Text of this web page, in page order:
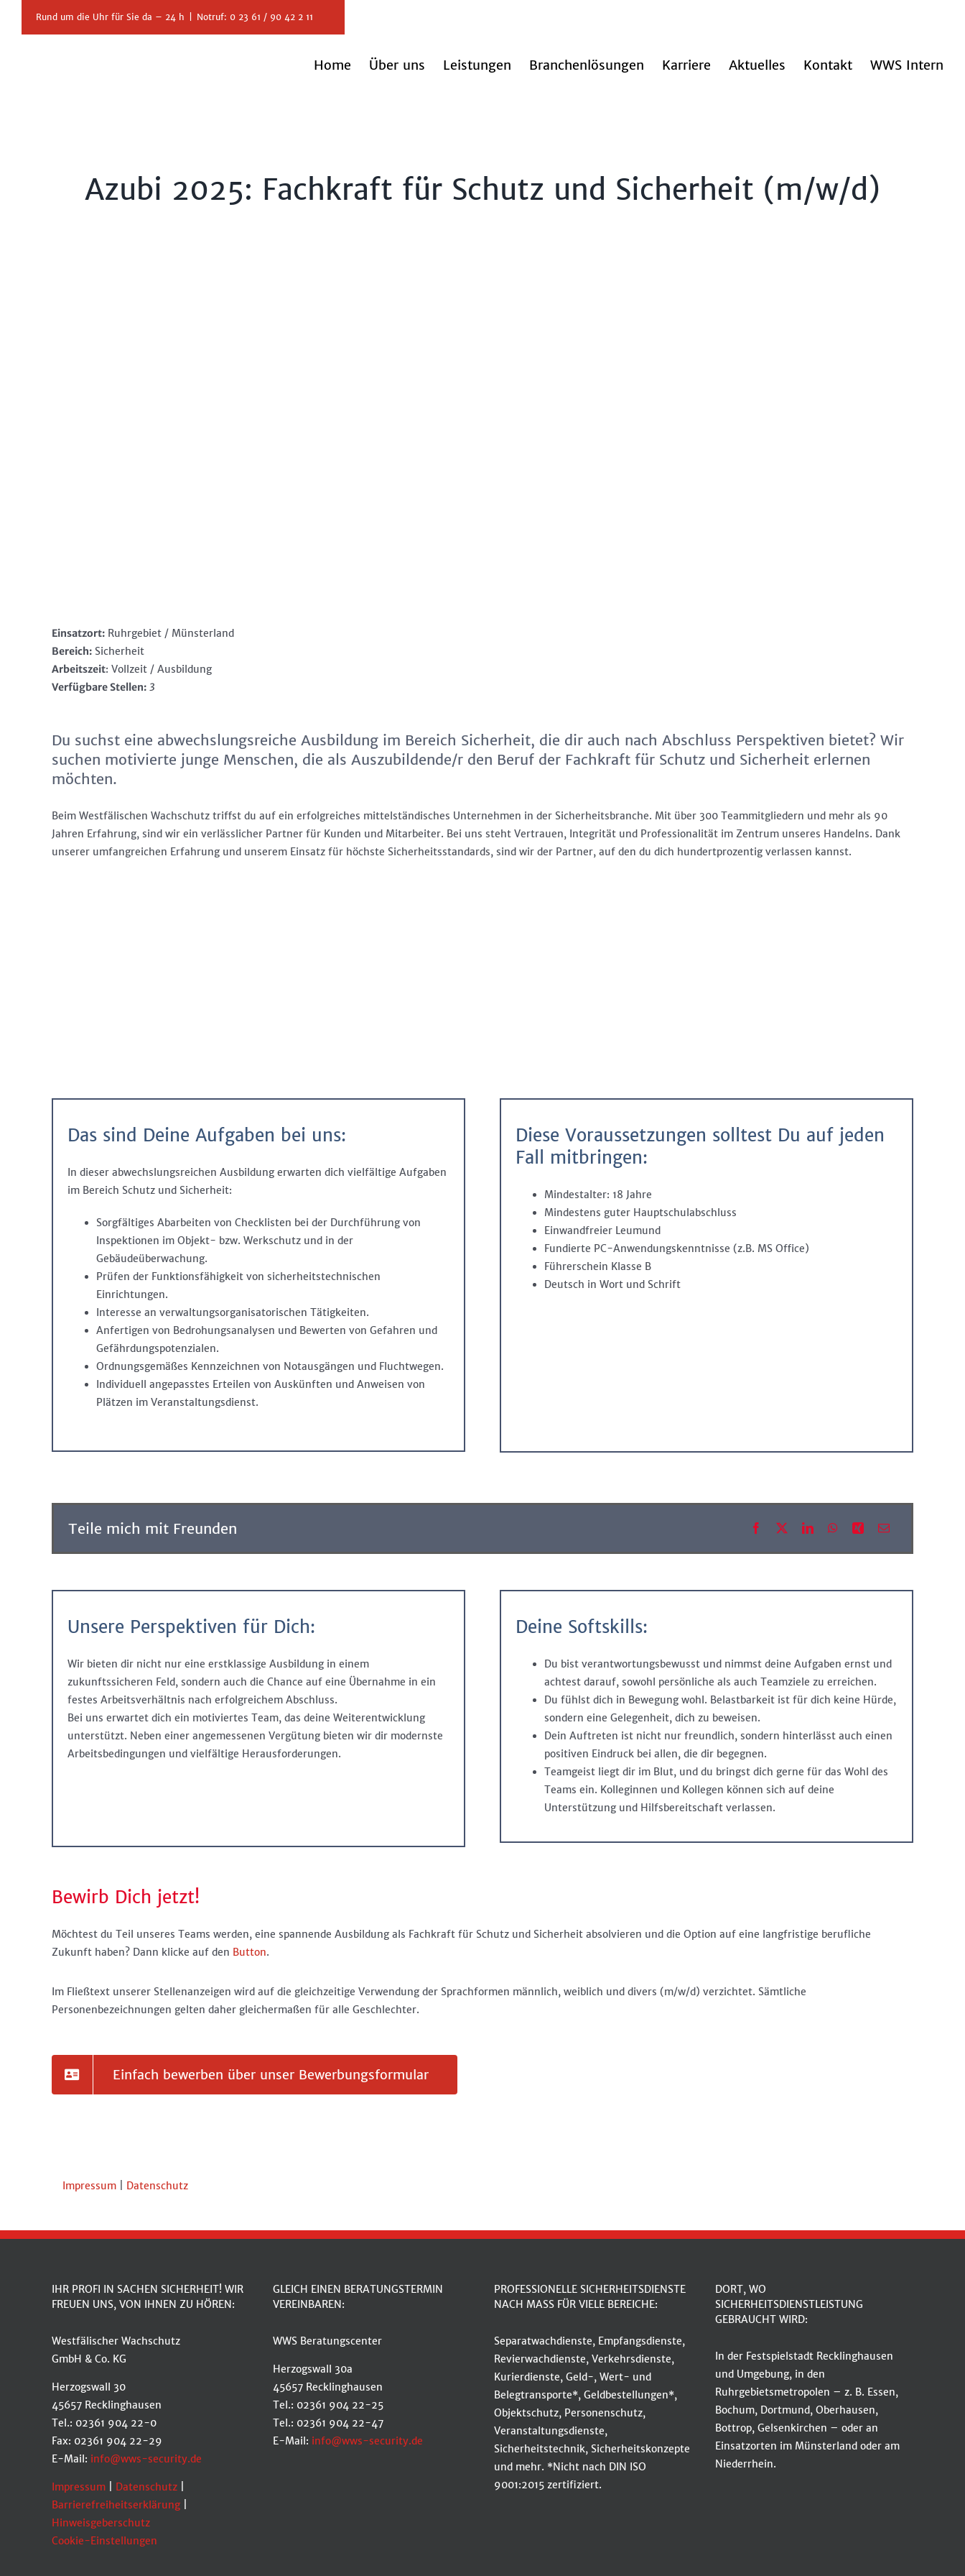
Rund um die Uhr für Sie da – 24 h Notruf: 0 23 61 / 90 42 2 11
Home Über uns Leistungen Branchenlösungen Karriere Aktuelles Kontakt WWS Intern
Azubi 2025: Fachkraft für Schutz und Sicherheit (m/w/d)
Einsatzort:Ruhrgebiet / Münsterland
Bereich:Sicherheit
Arbeitszeit: Vollzeit / Ausbildung
Verfügbare Stellen: 3
Du suchst eine abwechslungsreiche Ausbildung im Bereich Sicherheit, die dir auch nach Abschluss Perspektiven bietet? Wir
suchen motivierte junge Menschen, die als Auszubildende/r den Beruf der Fachkraft für Schutz und Sicherheit erlernen
möchten.
Beim Westfälischen Wachschutz triffst du auf ein erfolgreiches mittelständisches Unternehmen in der Sicherheitsbranche. Mit über 300 Teammitgliedern und mehr als 90
Jahren Erfahrung, sind wir ein verlässlicher Partner für Kunden und Mitarbeiter. Bei uns steht Vertrauen, Integrität und Professionalität im Zentrum unseres Handelns. Dank
unserer umfangreichen Erfahrung und unserem Einsatz für höchste Sicherheitsstandards, sind wir der Partner, auf den du dich hundertprozentig verlassen kannst.
Das sind Deine Aufgaben bei uns:
In dieser abwechslungsreichen Ausbildung erwarten dich vielfältige Aufgaben
im Bereich Schutz und Sicherheit:
Sorgfältiges Abarbeiten von Checklisten bei der Durchführung von
Inspektionen im Objekt- bzw. Werkschutz und in der
Gebäudeüberwachung.
Prüfen der Funktionsfähigkeit von sicherheitstechnischen
Einrichtungen.
Interesse an verwaltungsorganisatorischen Tätigkeiten.
Anfertigen von Bedrohungsanalysen und Bewerten von Gefahren und
Gefährdungspotenzialen.
Ordnungsgemäßes Kennzeichnen von Notausgängen und Fluchtwegen.
Individuell angepasstes Erteilen von Auskünften und Anweisen von
Plätzen im Veranstaltungsdienst.
Diese Voraussetzungen solltest Du auf jeden
Fall mitbringen:
Mindestalter: 18 Jahre
Mindestens guter Hauptschulabschluss
Einwandfreier Leumund
Fundierte PC-Anwendungskenntnisse (z.B. MS Office)
Führerschein Klasse B
Deutsch in Wort und Schrift
Teile mich mit Freunden
Unsere Perspektiven für Dich:
Wir bieten dir nicht nur eine erstklassige Ausbildung in einem
zukunftssicheren Feld, sondern auch die Chance auf eine Übernahme in ein
festes Arbeitsverhältnis nach erfolgreichem Abschluss.
Bei uns erwartet dich ein motiviertes Team, das deine Weiterentwicklung
unterstützt. Neben einer angemessenen Vergütung bieten wir dir modernste
Arbeitsbedingungen und vielfältige Herausforderungen.
Deine Softskills:
Du bist verantwortungsbewusst und nimmst deine Aufgaben ernst und
achtest darauf, sowohl persönliche als auch Teamziele zu erreichen.
Du fühlst dich in Bewegung wohl. Belastbarkeit ist für dich keine Hürde,
sondern eine Gelegenheit, dich zu beweisen.
Dein Auftreten ist nicht nur freundlich, sondern hinterlässt auch einen
positiven Eindruck bei allen, die dir begegnen.
Teamgeist liegt dir im Blut, und du bringst dich gerne für das Wohl des
Teams ein. Kolleginnen und Kollegen können sich auf deine
Unterstützung und Hilfsbereitschaft verlassen.
Bewirb Dich jetzt!
Möchtest du Teil unseres Teams werden, eine spannende Ausbildung als Fachkraft für Schutz und Sicherheit absolvieren und die Option auf eine langfristige berufliche
Zukunft haben? Dann klicke auf den Button.
Im Fließtext unserer Stellenanzeigen wird auf die gleichzeitige Verwendung der Sprachformen männlich, weiblich und divers (m/w/d) verzichtet. Sämtliche
Personenbezeichnungen gelten daher gleichermaßen für alle Geschlechter.
Einfach bewerben über unser Bewerbungsformular
Impressum| Datenschutz
IHR PROFI IN SACHEN SICHERHEIT! WIR
FREUEN UNS, VON IHNEN ZU HÖREN:
Westfälischer Wachschutz
GmbH & Co. KG
Herzogswall 30
45657 Recklinghausen
Tel.: 02361 904 22-0
Fax: 02361 904 22-29
E-Mail: info@wws-security.de
Impressum Datenschutz
Barrierefreiheitserklärung
Hinweisgeberschutz
Cookie-Einstellungen
GLEICH EINEN BERATUNGSTERMIN
VEREINBAREN:
WWS Beratungscenter
Herzogswall 30a
45657 Recklinghausen
Tel.: 02361 904 22-25
Tel.: 02361 904 22-47
E-Mail: info@wws-security.de
PROFESSIONELLE SICHERHEITSDIENSTE
NACH MASS FÜR VIELE BEREICHE:
Separatwachdienste, Empfangsdienste,
Revierwachdienste, Verkehrsdienste,
Kurierdienste, Geld-, Wert- und
Belegtransporte*, Geldbestellungen*,
Objektschutz, Personenschutz,
Veranstaltungsdienste,
Sicherheitstechnik, Sicherheitskonzepte
und mehr. *Nicht nach DIN ISO
9001:2015 zertifiziert.
DORT, WO
SICHERHEITSDIENSTLEISTUNG
GEBRAUCHT WIRD:
In der Festspielstadt Recklinghausen
und Umgebung, in den
Ruhrgebietsmetropolen – z. B. Essen,
Bochum, Dortmund, Oberhausen,
Bottrop, Gelsenkirchen – oder an
Einsatzorten im Münsterland oder am
Niederrhein.